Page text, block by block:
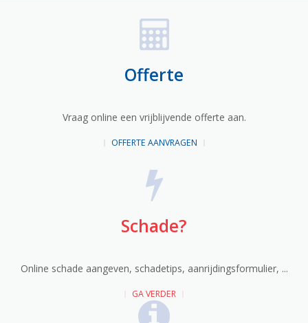
Offerte
Vraag online een vrijblijvende offerte aan.
OFFERTE AANVRAGEN
Schade?
Online schade aangeven, schadetips, aanrijdingsformulier, ...
GA VERDER